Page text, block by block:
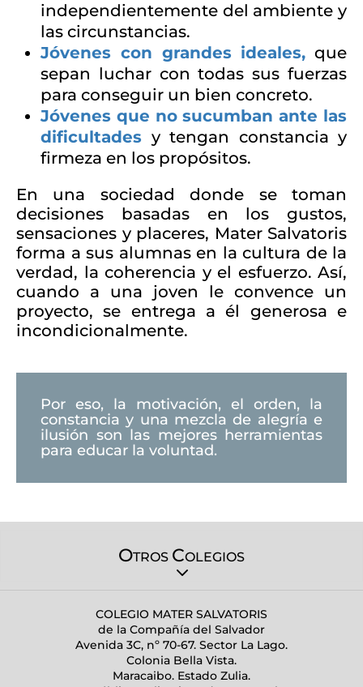
independientemente del ambiente y
las circunstancias.
Jóvenes con grandes ideales, que
sepan luchar con todas sus fuerzas
para conseguir un bien concreto.
Jóvenes que no sucumban ante las
dificultades y tengan constancia y
firmeza en los propósitos.
En una sociedad donde se toman
decisiones basadas en los gustos,
sensaciones y placeres, Mater Salvatoris
forma a sus alumnas en la cultura de la
verdad, la coherencia y el esfuerzo. Así,
cuando a una joven le convence un
proyecto, se entrega a él generosa e
incondicionalmente.
Por eso, la motivación, el orden, la
constancia y una mezcla de alegría e
ilusión son las mejores herramientas
para educar la voluntad.
OTROS COLEGIOS
COLEGIO MATER SALVATORIS
de la Compañía del Salvador
Avenida 3C, nº 70-67. Sector La Lago.
Colonia Bella Vista.
Maracaibo. Estado Zulia.